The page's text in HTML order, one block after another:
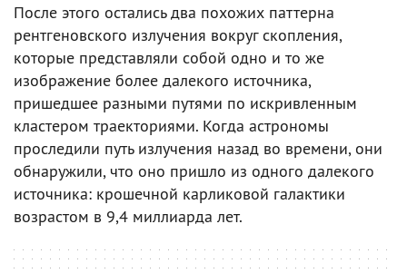
После этого остались два похожих паттерна
рентгеновского излучения вокруг скопления,
которые представляли собой одно и то же
изображение более далекого источника,
пришедшее разными путями по искривленным
кластером траекториями. Когда астрономы
проследили путь излучения назад во времени, они
обнаружили, что оно пришло из одного далекого
источника: крошечной карликовой галактики
возрастом в 9,4 миллиарда лет.